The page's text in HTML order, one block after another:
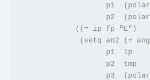
p1
( polar
p2
( polar
            ((
= ip fp "E" )
( setq an2 ( + ang
p1  lp
                   p2  tmp
                   p3
( polar